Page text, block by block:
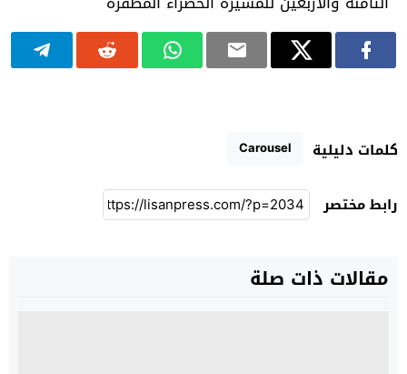
كلمات دليلية Carousel
رابط مختصر
مقالات ذات صلة